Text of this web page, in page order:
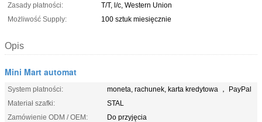
Zasady płatności:
T/T, l/c, Western Union
Możliwość Supply:
100 sztuk miesięcznie
Opis
Mini Mart automat
System płatności:
moneta, rachunek, karta kredytowa ， PayPal
Materiał szafki:
STAL
Zamówienie ODM / OEM:
Do przyjęcia